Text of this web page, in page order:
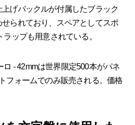
げバックルが付属したブラック
られており、スペアとしてスポ
ップも用意されている。
- 42mmは世界限定500本がパネ
フォームでのみ販売される。価格